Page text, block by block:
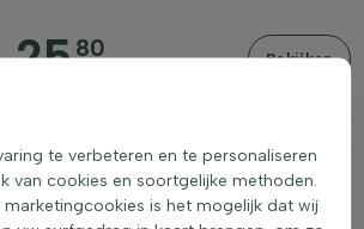
2580 Bekijken
Dwergtrosroos
25
te verbeteren en te personaliseren
van cookies en soortgelijke methoden.
marketingcookies is het mogelijk dat wij